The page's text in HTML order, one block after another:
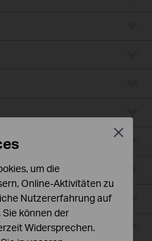
um die
Online-Aktivitäten zu
Nutzererfahrung auf
können der
Widersprechen.
Close